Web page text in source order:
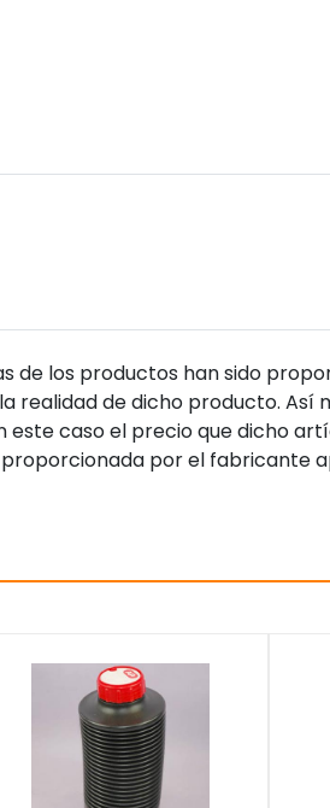
los productos han sido
de dicho producto.
este caso el precio que dicho
por el